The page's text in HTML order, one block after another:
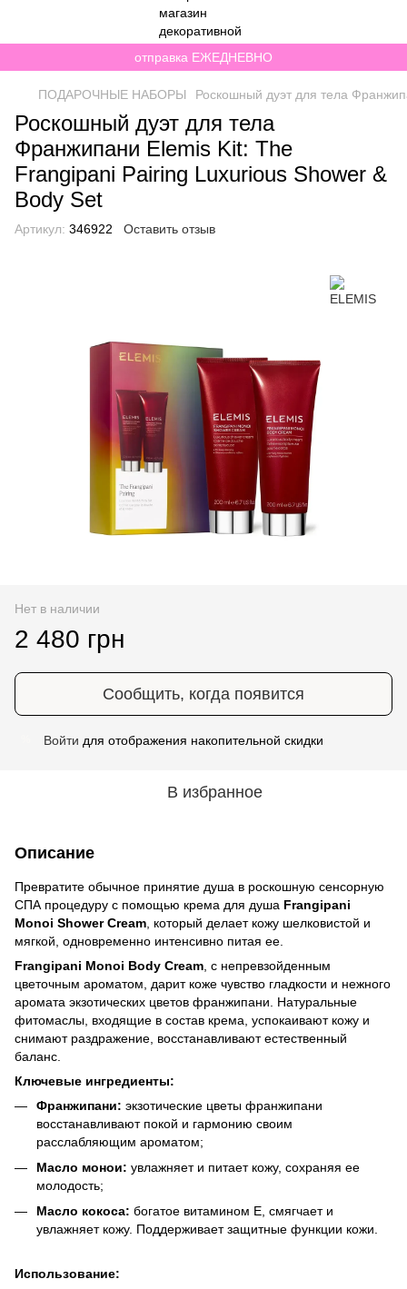
отправка ЕЖЕДНЕВНО
ПОДАРОЧНЫЕ НАБОРЫ Роскошный дуэт для тела
Роскошный дуэт для тела
Франжипани Elemis Kit: The
Frangipani Pairing Luxurious Shower &
Body Set
Артикул: 346922 Оставить отзыв
Нет в наличии
2 480 грн
Сообщить, когда появится
Войти для отображения накопительной скидки
В избранное
Описание
Превратите обычное принятие душа в роскошную сенсорную
СПА процедуру с помощью крема для душа Frangipani
Monoi Shower Cream , который делает кожу шелковистой и
мягкой, одновременно интенсивно питая ее.
Frangipani Monoi Body Cream , с непревзойденным
цветочным ароматом, дарит коже чувство гладкости и нежного
аромата экзотических цветов франжипани. Натуральные
фитомаслы, входящие в состав крема, успокаивают кожу и
снимают раздражение, восстанавливают естественный
баланс.
Ключевые ингредиенты:
Франжипани: экзотические цветы франжипани
восстанавливают покой и гармонию своим
расслабляющим ароматом;
Масло монои: увлажняет и питает кожу, сохраняя ее
молодость;
Масло кокоса: богатое витамином Е, смягчает и
увлажняет кожу. Поддерживает защитные функции кожи.
Использование: